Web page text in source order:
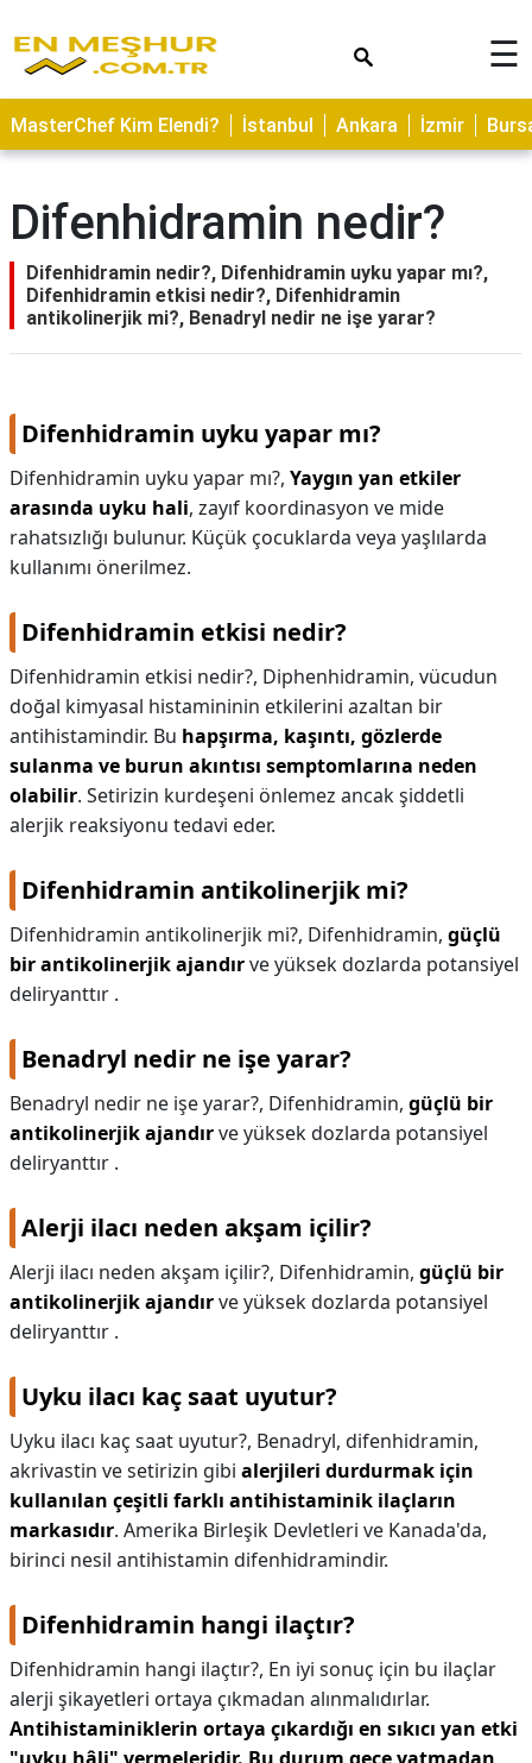
ASTROLOJİ
SAĞLIK
TARİFLERİ
GEZİLECEK
YERLER
ALANLARI
HAMİLELİK
KAPLICALAR
İLETİŞİM
☰
MasterChef Kim Elendi? İstanbul Ankara İzmir
Difenhidramin nedir?
Difenhidramin nedir?, Difenhidramin uyku yapar mı?,
Difenhidramin etkisi nedir?, Difenhidramin
antikolinerjik mi?, Benadryl nedir ne işe yarar?
Difenhidramin uyku yapar mı?
Difenhidramin uyku yapar mı?, Yaygın yan etkiler
arasında uyku hali, zayıf koordinasyon ve mide
rahatsızlığı bulunur. Küçük çocuklarda veya yaşlılarda
kullanımı önerilmez.
Difenhidramin etkisi nedir?
Difenhidramin etkisi nedir?, Diphenhidramin, vücudun
doğal kimyasal histamininin etkilerini azaltan bir
antihistamindir. Bu hapşırma, kaşıntı, gözlerde
sulanma ve burun akıntısı semptomlarına neden
olabilir. Setirizin kurdeşeni önlemez ancak şiddetli
alerjik reaksiyonu tedavi eder.
Difenhidramin antikolinerjik mi?
Difenhidramin antikolinerjik mi?, Difenhidramin, güçlü
bir antikolinerjik ajandırve yüksek dozlarda potansiyel
deliryanttır .
Benadryl nedir ne işe yarar?
Benadryl nedir ne işe yarar?, Difenhidramin, güçlü bir
antikolinerjik ajandırve yüksek dozlarda potansiyel
deliryanttır .
Alerji ilacı neden akşam içilir?
Alerji ilacı neden akşam içilir?, Difenhidramin, güçlü bir
antikolinerjik ajandırve yüksek dozlarda potansiyel
deliryanttır .
Uyku ilacı kaç saat uyutur?
Uyku ilacı kaç saat uyutur?, Benadryl, difenhidramin,
akrivastin ve setirizin gibi alerjileri durdurmak için
kullanılan çeşitli farklı antihistaminik ilaçların
markasıdır. Amerika Birleşik Devletleri ve Kanada'da,
birinci nesil antihistamin difenhidramindir.
Difenhidramin hangi ilaçtır?
Difenhidramin hangi ilaçtır?, En iyi sonuç için bu ilaçlar
alerji şikayetleri ortaya çıkmadan alınmalıdırlar.
Antihistaminiklerin ortaya çıkardığı en sıkıcı yan etki